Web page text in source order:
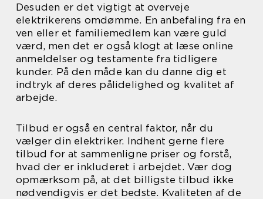
Desuden er det vigtigt at overveje
elektrikerens omdømme. En anbefaling fra en
ven eller et familiemedlem kan være guld
værd, men det er også klogt at læse online
anmeldelser og testamente fra tidligere
kunder. På den måde kan du danne dig et
indtryk af deres pålidelighed og kvalitet af
arbejde.
Tilbud er også en central faktor, når du
vælger din elektriker. Indhent gerne flere
tilbud for at sammenligne priser og forstå,
hvad der er inkluderet i arbejdet. Vær dog
opmærksom på, at det billigste tilbud ikke
nødvendigvis er det bedste. Kvaliteten af de